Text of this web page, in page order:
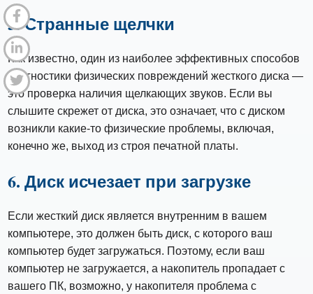
5. Странные щелчки
Как известно, один из наиболее эффективных способов
диагностики физических повреждений жесткого диска —
это проверка наличия щелкающих звуков. Если вы
слышите скрежет от диска, это означает, что с диском
возникли какие-то физические проблемы, включая,
конечно же, выход из строя печатной платы.
6. Диск исчезает при загрузке
Если жесткий диск является внутренним в вашем
компьютере, это должен быть диск, с которого ваш
компьютер будет загружаться. Поэтому, если ваш
компьютер не загружается, а накопитель пропадает с
вашего ПК, возможно, у накопителя проблема с